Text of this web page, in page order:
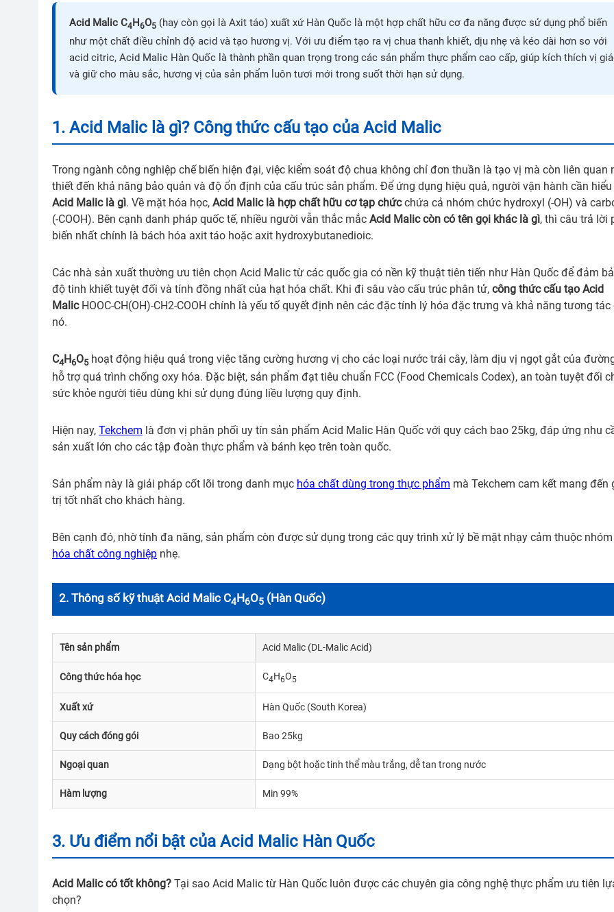
Acid Malic C4H6O5 (hay còn gọi là Axit táo) xuất xứ Hàn Quốc là một hợp chất hữu cơ đa năng được sử dụng phổ biến
như một chất điều chỉnh độ acid và tạo hương vị. Với ưu điểm tạo ra vị chua thanh khiết, dịu nhẹ và kéo dài hơn so với
acid citric, Acid Malic Hàn Quốc là thành phần quan trọng trong các sản phẩm thực phẩm cao cấp, giúp kích thích vị
và giữ cho màu sắc, hương vị của sản phẩm luôn tươi mới trong suốt thời hạn sử dụng.
1. Acid Malic là gì? Công thức cấu tạo của Acid Malic
Trong ngành công nghiệp chế biến hiện đại, việc kiểm soát độ chua không chỉ đơn thuần là tạo vị mà còn liên quan
thiết đến khả năng bảo quản và độ ổn định của cấu trúc sản phẩm. Để ứng dụng hiệu quả, người vận hành cần hiểu
Acid Malic là gì. Về mặt hóa học, Acid Malic là hợp chất hữu cơ tạp chứcchứa cả nhóm chức hydroxyl (-OH) và
(-COOH). Bên cạnh danh pháp quốc tế, nhiều người vẫn thắc mắc Acid Malic còn có tên gọi khác là gì, thì câu trả lời
biến nhất chính là bách hóa axit táo hoặc axit hydroxybutanedioic.
Các nhà sản xuất thường ưu tiên chọn Acid Malic từ các quốc gia có nền kỹ thuật tiên tiến như Hàn Quốc để đảm
độ tinh khiết tuyệt đối và tính đồng nhất của hạt hóa chất. Khi đi sâu vào cấu trúc phân tử, công thức cấu tạo Acid
MalicHOOC-CH(OH)-CH2-COOH chính là yếu tố quyết định nên các đặc tính lý hóa đặc trưng và khả năng tương tác
nó.
C4H6O5 hoạt động hiệu quả trong việc tăng cường hương vị cho các loại nước trái cây, làm dịu vị ngọt gắt của
hỗ trợ quá trình chống oxy hóa. Đặc biệt, sản phẩm đạt tiêu chuẩn FCC (Food Chemicals Codex), an toàn tuyệt đối
sức khỏe người tiêu dùng khi sử dụng đúng liều lượng quy định.
Hiện nay, Tekchem là đơn vị phân phối uy tín sản phẩm Acid Malic Hàn Quốc với quy cách bao 25kg, đáp ứng nhu
sản xuất lớn cho các tập đoàn thực phẩm và bánh kẹo trên toàn quốc.
Sản phẩm này là giải pháp cốt lõi trong danh mục hóa chất dùng trong thực phẩm mà Tekchem cam kết mang đến
trị tốt nhất cho khách hàng.
Bên cạnh đó, nhờ tính đa năng, sản phẩm còn được sử dụng trong các quy trình xử lý bề mặt nhạy cảm thuộc nhóm
hóa chất công nghiệp nhẹ.
2. Thông số kỹ thuật Acid Malic C4H6O5 (Hàn Quốc)
Tên sản phẩm Acid Malic (DL-Malic Acid)
Công thức hóa học C4H6O5
Xuất xứ Hàn Quốc (South Korea)
Quy cách đóng gói Bao 25kg
Ngoại quan Dạng bột hoặc tinh thể màu trắng, dễ tan trong nước
Hàm lượng Min 99%
3. Ưu điểm nổi bật của Acid Malic Hàn Quốc
Acid Malic có tốt không? Tại sao Acid Malic từ Hàn Quốc luôn được các chuyên gia công nghệ thực phẩm ưu tiên
chọn?
BÁO GIÁ THƯƠNG MẠI
ngay và báo giá thương mại sản phẩm này cho quý khách. Xin chân
Acid Malic C4H6O5, Hàn
Quốc, 25kg/bao 6915-15-7
Yêu cầu báo giá